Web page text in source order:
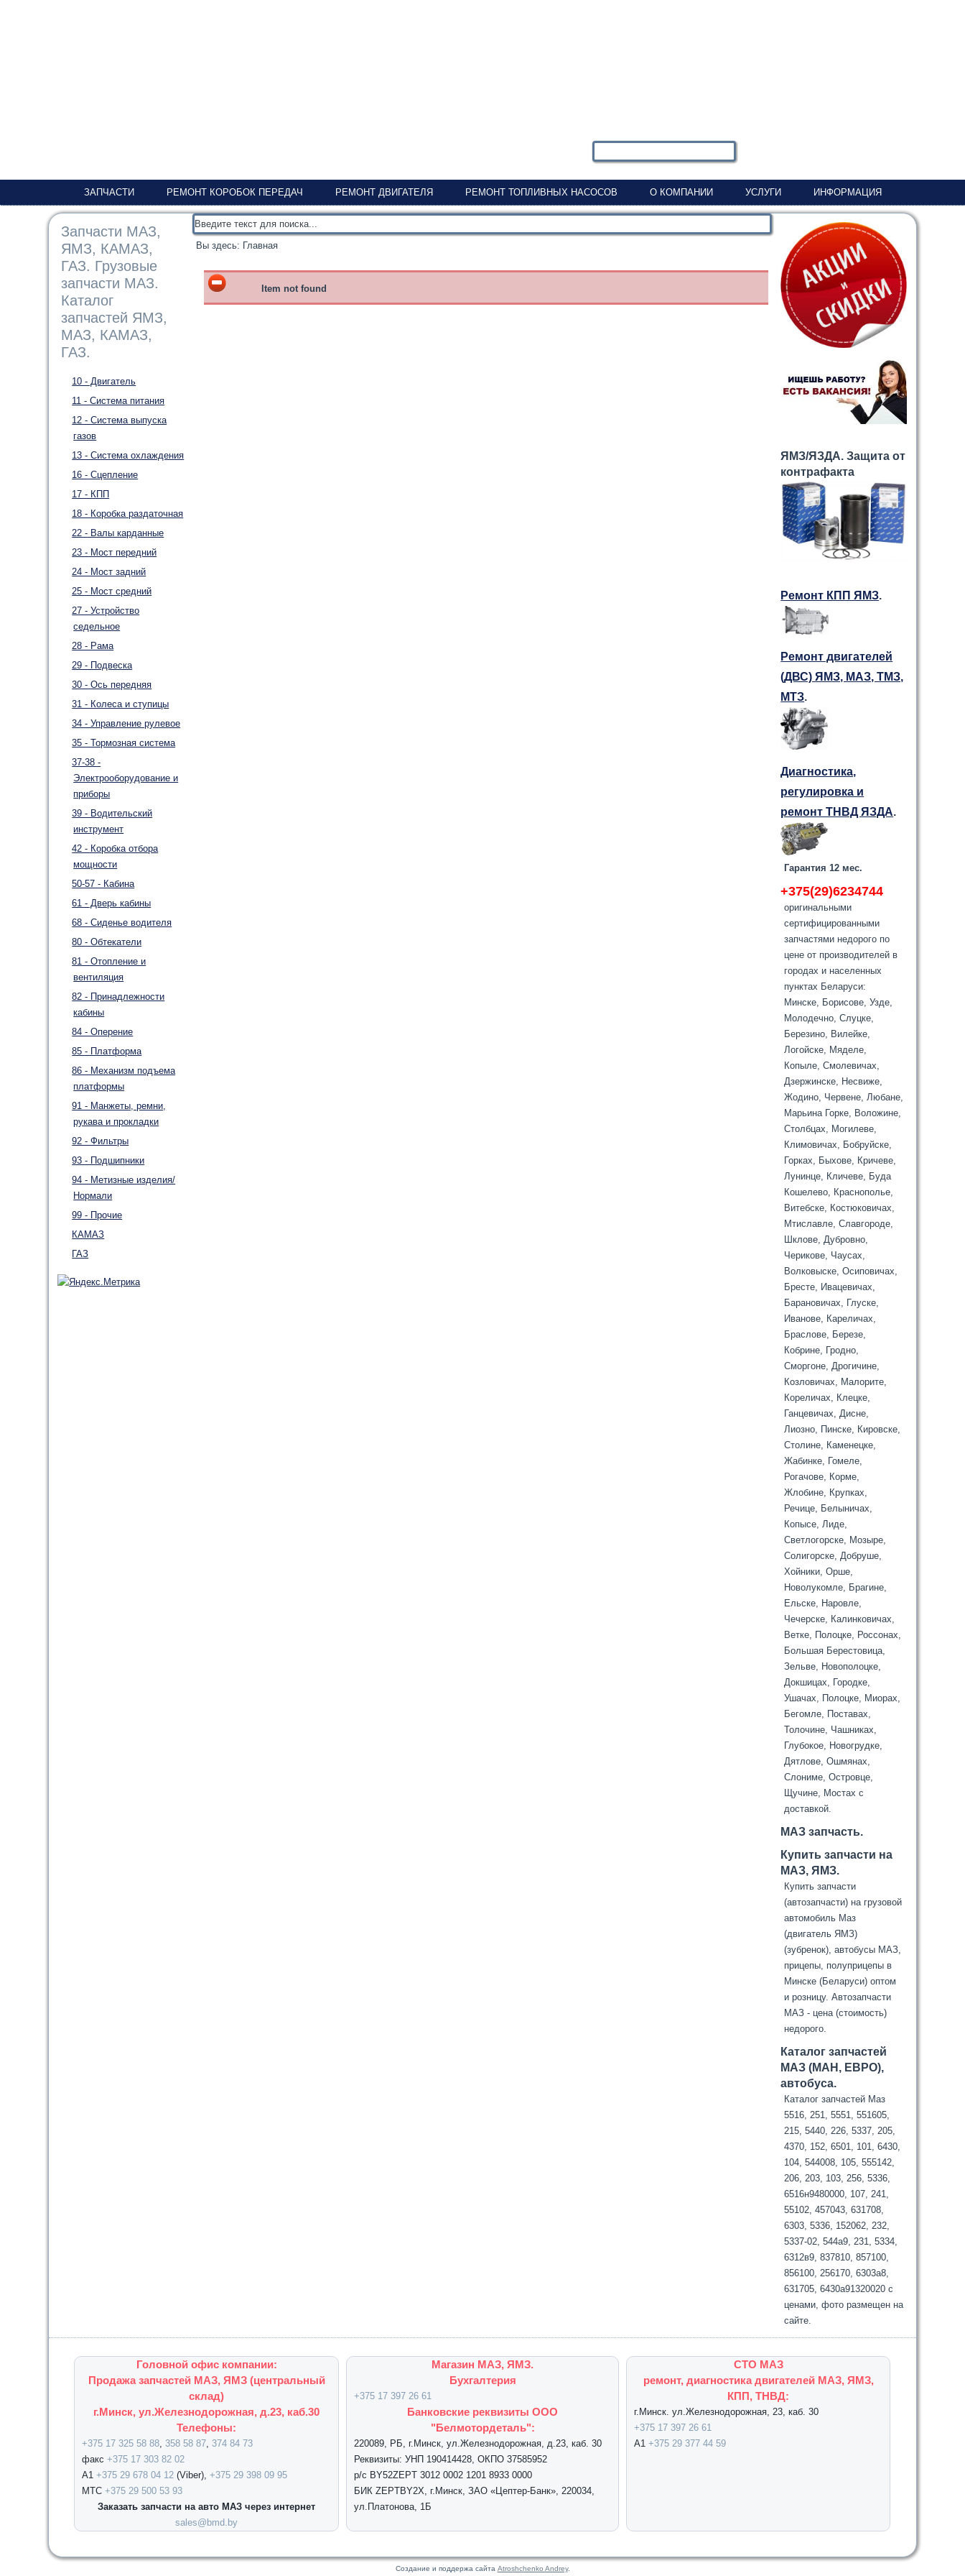
ЗАПЧАСТИ РЕМОНТ КОРОБОК ПЕРЕДАЧ РЕМОНТ ДВИГАТЕЛЯ РЕМОНТ ТОПЛИВНЫХ НАСОСОВ О КОМПАНИИ УСЛУГИ ИНФОРМАЦИЯ
Запчасти МАЗ,
ЯМЗ, КАМАЗ,
ГАЗ. Грузовые
запчасти МАЗ.
Каталог
запчастей ЯМЗ,
МАЗ, КАМАЗ,
ГАЗ.
10 - Двигатель
11 - Система питания
12 - Система выпуска
газов
13 - Система охлаждения
16 - Сцепление
17 - КПП
18 - Коробка раздаточная
22 - Валы карданные
23 - Мост передний
24 - Мост задний
25 - Мост средний
27 - Устройство
седельное
28 - Рама
29 - Подвеска
30 - Ось передняя
31 - Колеса и ступицы
34 - Управление рулевое
35 - Тормозная система
37-38 -
Электрооборудование и
приборы
39 - Водительский
инструмент
42 - Коробка отбора
мощности
50-57 - Кабина
61 - Дверь кабины
68 - Сиденье водителя
80 - Обтекатели
81 - Отопление и
вентиляция
82 - Принадлежности
кабины
84 - Оперение
85 - Платформа
86 - Механизм подъема
платформы
91 - Манжеты, ремни,
рукава и прокладки
92 - Фильтры
93 - Подшипники
94 - Метизные изделия/
Нормали
99 - Прочие
КАМАЗ
ГАЗ
Вы здесь: Главная
Item not found
ЯМЗ/ЯЗДА. Защита от
контрафакта
Ремонт КПП ЯМЗ.
Ремонт двигателей
(ДВС) ЯМЗ, МАЗ, ТМЗ,
МТЗ.
Диагностика,
регулировка и
ремонт ТНВД ЯЗДА.
Гарантия 12 мес.
+375(29)6234744
оригинальными
сертифицированными
запчастями недорого по
цене от производителей в
городах и населенных
пунктах Беларуси:
Минске, Борисове, Узде,
Молодечно, Слуцке,
Березино, Вилейке,
Логойске, Мяделе,
Копыле, Смолевичах,
Дзержинске, Несвиже,
Жодино, Червене, Любане,
Марьина Горке, Воложине,
Столбцах, Могилеве,
Климовичах, Бобруйске,
Горках, Быхове, Кричеве,
Лунинце, Кличеве, Буда
Кошелево, Краснополье,
Витебске, Костюковичах,
Мтиславле, Славгороде,
Шклове, Дубровно,
Черикове, Чаусах,
Волковыске, Осиповичах,
Бресте, Ивацевичах,
Барановичах, Глуске,
Иванове, Кареличах,
Браслове, Березе,
Кобрине, Гродно,
Сморгоне, Дрогичине,
Козловичах, Малорите,
Кореличах, Клецке,
Ганцевичах, Дисне,
Лиозно, Пинске, Кировске,
Столине, Каменецке,
Жабинке, Гомеле,
Рогачове, Корме,
Жлобине, Крупках,
Речице, Белыничах,
Копысе, Лиде,
Светлогорске, Мозыре,
Солигорске, Добруше,
Хойники, Орше,
Новолукомле, Брагине,
Ельске, Наровле,
Чечерске, Калинковичах,
Ветке, Полоцке, Россонах,
Большая Берестовица,
Зельве, Новополоцке,
Докшицах, Городке,
Ушачах, Полоцке, Миорах,
Бегомле, Поставах,
Толочине, Чашниках,
Глубокое, Новогрудке,
Дятлове, Ошмянах,
Слониме, Островце,
Щучине, Мостах с
доставкой.
МАЗ запчасть.
Купить запчасти на
МАЗ, ЯМЗ.
Купить запчасти
(автозапчасти) на грузовой
автомобиль Маз
(двигатель ЯМЗ)
(зубренок), автобусы МАЗ,
прицепы, полуприцепы в
Минске (Беларуси) оптом
и розницу. Автозапчасти
МАЗ - цена (стоимость)
недорого.
Каталог запчастей
МАЗ (МАН, ЕВРО),
автобуса.
Каталог запчастей Маз
5516, 251, 5551, 551605,
215, 5440, 226, 5337, 205,
4370, 152, 6501, 101, 6430,
104, 544008, 105, 555142,
206, 203, 103, 256, 5336,
6516н9480000, 107, 241,
55102, 457043, 631708,
6303, 5336, 152062, 232,
5337-02, 544а9, 231, 5334,
6312в9, 837810, 857100,
856100, 256170, 6303а8,
631705, 6430а91320020 с
ценами, фото размещен на
сайте.
Головной офис компании:
Продажа запчастей МАЗ, ЯМЗ (центральный
склад)
г.Минск, ул.Железнодорожная, д.23, каб.30
Телефоны:
+375 17 325 58 88, 358 58 87, 374 84 73
факс+375 17 303 82 02
А1+375 29 678 04 12 (Viber),+375 29 398 09 95
МТС+375 29 500 53 93
Заказать запчасти на авто МАЗ через интернет
sales@bmd.by
Магазин МАЗ, ЯМЗ.
Бухгалтерия
+375 17 397 26 61
Банковские реквизиты ООО
"Белмотордеталь":
220089, РБ, г.Минск, ул.Железнодорожная, д.23, каб. 30
Реквизиты: УНП 190414428, ОКПО 37585952
р/с BY52ZEPT 3012 0002 1201 8933 0000
БИК ZEPTBY2X, г.Минск, ЗАО «Цептер-Банк», 220034,
ул.Платонова, 1Б
СТО МАЗ
ремонт, диагностика двигателей МАЗ, ЯМЗ,
КПП, ТНВД:
г.Минск. ул.Железнодорожная, 23, каб. 30
+375 17 397 26 61
А1+375 29 377 44 59
Создание и поддержа сайта Atroshchenko Andrey.